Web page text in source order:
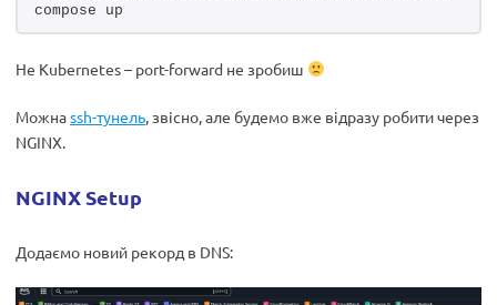
compose up
Не Kubernetes – port-forward не зробиш
Можнаssh-тунель, звісно, але будемо вже відразу робити через
NGINX.
NGINX Setup
Додаємо новий рекорд в DNS: